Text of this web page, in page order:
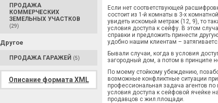
ПРОДАЖА
КОММЕРЧЕСКИХ
ЗЕМЕЛЬНЫХ УЧАСТКОВ
(29)
Другое
ПРОДАЖА ГАРАЖЕЙ (5)
Описание формата XML
Если нет соответствующей
состоит из 1-й комнаты в 3-х
увидеть искомый метраж (12, 9), то
условия доступа к сейфу. В этом
справки и предложить принести
удобно нашим клиентам –
Бывали случаи, когда в условия
загородный дом, а потом в принципе
По моему стойкому убеждению,
возможные конфликтные ситуации
профессиональная задача агентов
условия доступа к сейфовой ячейке
продавцов с жил.площади.